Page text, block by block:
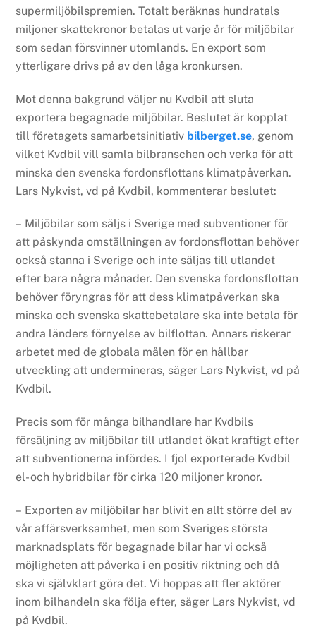
supermiljöbilspremien. Totalt beräknas hundratals
miljoner skattekronor betalas ut varje år för miljöbilar
som sedan försvinner utomlands. En export som
ytterligare drivs på av den låga kronkursen.
Mot denna bakgrund väljer nu Kvdbil att sluta
exportera begagnade miljöbilar. Beslutet är kopplat
till företagets samarbetsinitiativ bilberget.se, genom
vilket Kvdbil vill samla bilbranschen och verka för att
minska den svenska fordonsflottans klimatpåverkan.
Lars Nykvist, vd på Kvdbil, kommenterar beslutet:
– Miljöbilar som säljs i Sverige med subventioner för
att påskynda omställningen av fordonsflottan behöver
också stanna i Sverige och inte säljas till utlandet
efter bara några månader. Den svenska fordonsflottan
behöver föryngras för att dess klimatpåverkan ska
minska och svenska skattebetalare ska inte betala för
andra länders förnyelse av bilflottan. Annars riskerar
arbetet med de globala målen för en hållbar
utveckling att undermineras, säger Lars Nykvist, vd på
Kvdbil.
Precis som för många bilhandlare har Kvdbils
försäljning av miljöbilar till utlandet ökat kraftigt efter
att subventionerna infördes. I fjol exporterade Kvdbil
el- och hybridbilar för cirka 120 miljoner kronor.
– Exporten av miljöbilar har blivit en allt större del av
vår affärsverksamhet, men som Sveriges största
marknadsplats för begagnade bilar har vi också
möjligheten att påverka i en positiv riktning och då
ska vi självklart göra det. Vi hoppas att fler aktörer
inom bilhandeln ska följa efter, säger Lars Nykvist, vd
på Kvdbil.